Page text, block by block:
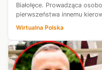
Białołęce. Prowadząca
pierwszeństwa innemu
Wirtualna Polska